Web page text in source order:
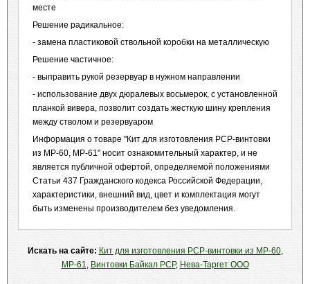
месте
Решение радикальное:
- замена пластиковой ствольной коробки на металлическую
Решение частичное:
- выправить рукой резервуар в нужном направлении
- использование двух дюралевых восьмерок, с установленной
планкой вивера, позволит создать жесткую шину крепления
между стволом и резервуаром
Информация о товаре "Кит для изготовления PCP-винтовки
из МР-60, МР-61" носит ознакомительный характер, и не
является публичной офертой, определяемой положениями
Статьи 437 Гражданского кодекса Российской Федерации,
характеристики, внешний вид, цвет и комплектация могут
быть изменены производителем без уведомления.
Искать на сайте: Кит для изготовления PCP-винтовки из МР-60,
МР-61, Винтовки Байкал PCP, Нева-Таргет ООО